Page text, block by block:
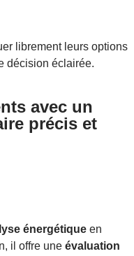
librement leurs options
décision éclairée.
avec un
précis et
énergétique en
il offre une évaluation